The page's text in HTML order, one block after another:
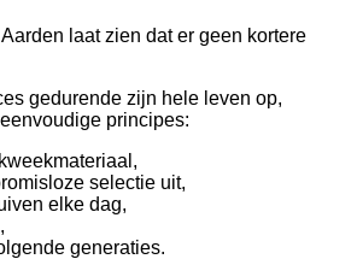
laat zien dat er geen kortere
gedurende zijn hele leven op,
principes:
selectie uit,
elke dag,
generaties.